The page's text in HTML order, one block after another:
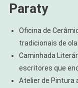
Paraty
Oficina de
tradicionais de
Caminhada
escritores que
Atelier de Pintura